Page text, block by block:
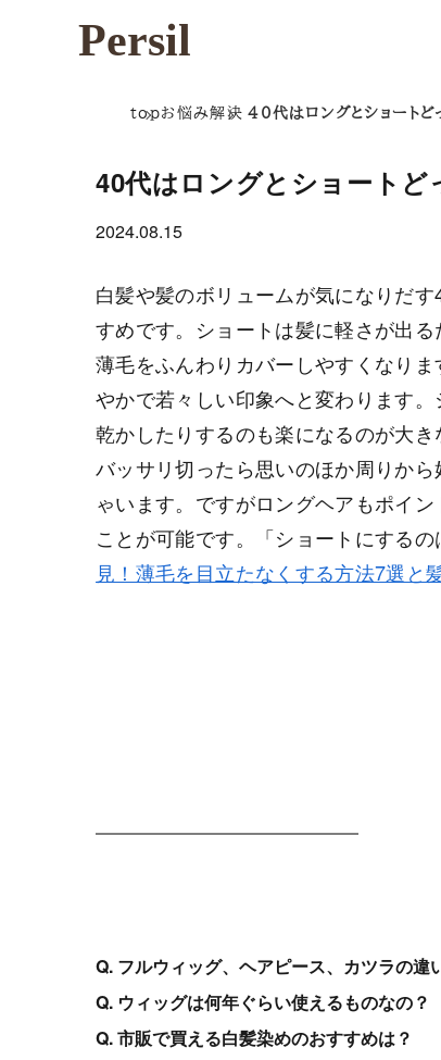
Persil
topお悩み解決 40代はロングとショートど
40代はロングとショートど
2024.08.15
白髪や髪のボリュームが気になりだ
すめです。ショートは髪に軽さが出
薄毛をふんわりカバーしやすくなり
やかで若々しい印象へと変わります
乾かしたりするのも楽になるのが大
バッサリ切ったら思いのほか周りか
ゃいます。ですがロングヘアもポイ
ことが可能です。「ショートにするの
見！薄毛を目立たなくする方法7選と
Q. フルウィッグ、ヘアピース、カツラの違
Q. ウィッグは何年ぐらい使えるものなの？
Q. 市販で買える白髪染めのおすすめは？